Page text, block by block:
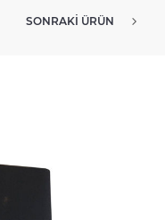
SONRAKI ÜRÜN